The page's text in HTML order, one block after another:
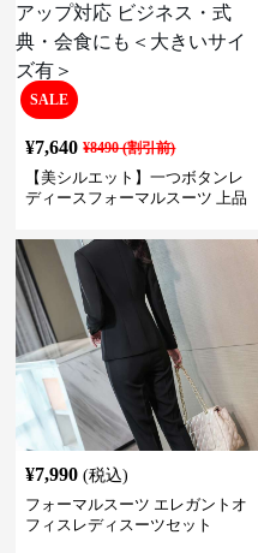
SALE
¥7,640 ¥8490(割引前)
【美シルエット】一つボタンレ
ディースフォーマルスーツ 上品
ネス・式典・会食にも＜大きい
サイズ有＞
¥7,990 (税込)
フォーマルスーツ エレガントオ
フィスレディスーツセット